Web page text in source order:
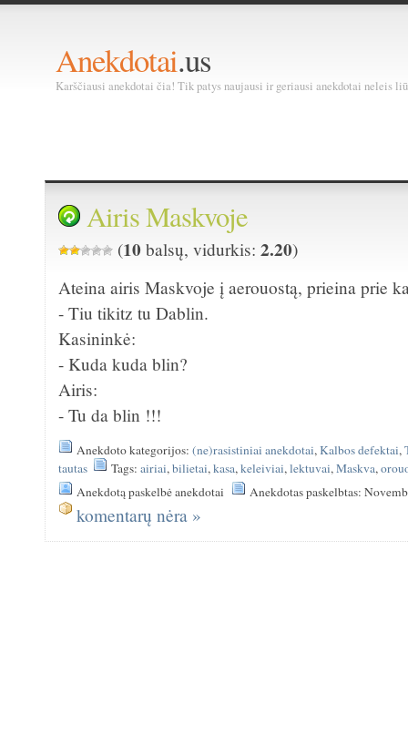
Anekdotai.us
Karščiausi anekdotai čia! Tik patys naujausi ir geriausi anekdotai neleis
Airis Maskvoje
(10 balsų, vidurkis:2.20)
Ateina airis Maskvoje į aerouostą, prieina prie
- Tiu tikitz tu Dablin.
Kasininkė:
- Kuda kuda blin?
Airis:
- Tu da blin !!!
Anekdoto kategorijos:(ne)rasistiniai anekdotai,Kalbos defektai,
tautas
Tags:airiai,bilietai,kasa,keleiviai,lektuvai,Maskva,
Anekdotą paskelbė anekdotai
Anekdotas paskelbtas:
komentarų nėra »